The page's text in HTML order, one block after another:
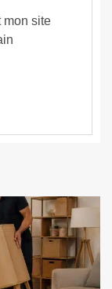
mon site